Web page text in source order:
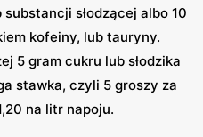
słodzącej albo 10
kofeiny, lub tauryny.
5 gram cukru lub słodzika
stawka, czyli 5 groszy za
na litr napoju.